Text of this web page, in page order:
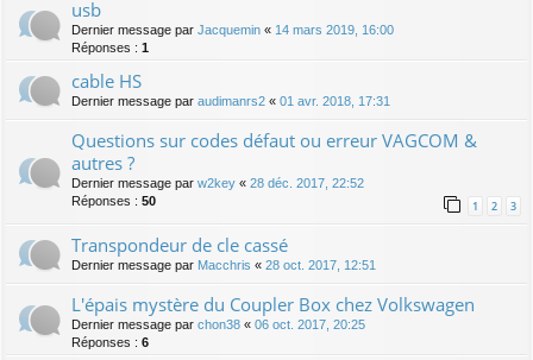
usb
Dernier message par Jacquemin « 14 mars 2019, 16:00
Réponses : 1
cable HS
Dernier message par audimanrs2 « 01 avr. 2018, 17:31
Questions sur codes défaut ou erreur VAGCOM &
autres ?
Dernier message par w2key « 28 déc. 2017, 22:52
Réponses : 50 1 2 3
Transpondeur de cle cassé
Dernier message par Macchris « 28 oct. 2017, 12:51
L'épais mystère du Coupler Box chez Volkswagen
Dernier message par chon38 « 06 oct. 2017, 20:25
Réponses : 6